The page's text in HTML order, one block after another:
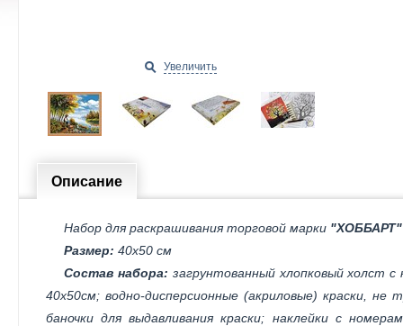
Увеличить
Описание
Набор для раскрашивания торговой марки "ХОББАРТ"
Размер: 40х50 см
Состав набора: загрунтованный хлопковый холст
40х50см; водно-дисперсионные (акриловые) краски,
баночки для выдавливания краски; наклейки с